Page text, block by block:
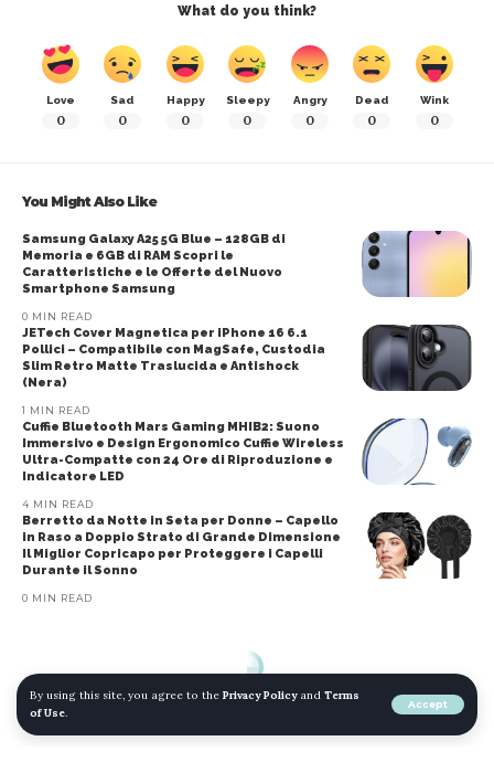
By using this site, you agree to the Privacy Policyand Terms
of Use.
Accept
What do you think?
Love
0
Sad
0
Happy
0
Sleepy
0
Angry
0
Dead
0
Wink
0
You Might Also Like
Samsung Galaxy A25 5G Blue – 128GB di
Memoria e 6GB di RAM Scopri le
Caratteristiche e le Offerte del Nuovo
Smartphone Samsung
0 MIN READ
JETech Cover Magnetica per iPhone 16 6.1
Pollici – Compatibile con MagSafe, Custodia
Slim Retro Matte Traslucida e Antishock
(Nera)
1 MIN READ
Cuffie Bluetooth Mars Gaming MHIB2: Suono
Immersivo e Design Ergonomico Cuffie Wireless
Ultra-Compatte con 24 Ore di Riproduzione e
Indicatore LED
4 MIN READ
Berretto da Notte in Seta per Donne – Capello
in Raso a Doppio Strato di Grande Dimensione
Il Miglior Copricapo per Proteggere i Capelli
Durante il Sonno
0 MIN READ